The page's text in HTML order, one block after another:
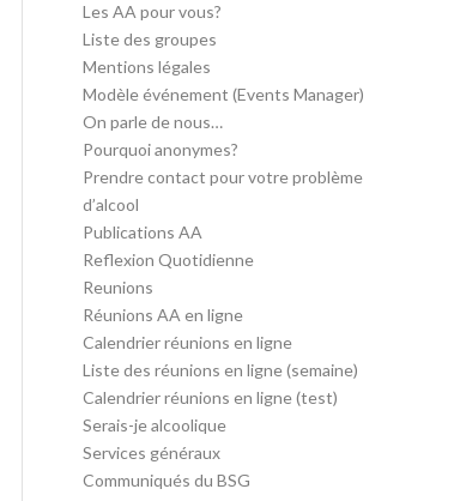
Les AA pour vous?
Liste des groupes
Mentions légales
Modèle événement (Events Manager)
On parle de nous…
Pourquoi anonymes?
Prendre contact pour votre problème
d’alcool
Publications AA
Reflexion Quotidienne
Reunions
Réunions AA en ligne
Calendrier réunions en ligne
Liste des réunions en ligne (semaine)
Calendrier réunions en ligne (test)
Serais-je alcoolique
Services généraux
Communiqués du BSG